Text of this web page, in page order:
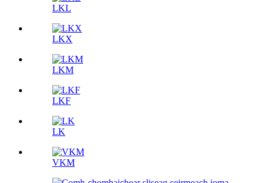
LKL
LKX
LKM
LKF
LK
VKM